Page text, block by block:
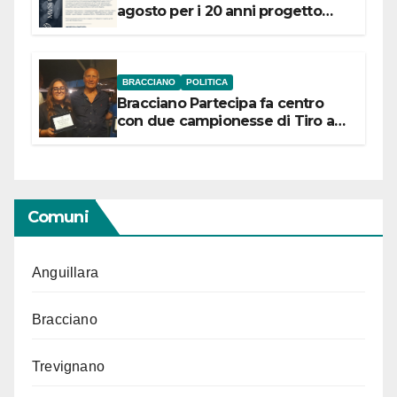
agosto per i 20 anni progetto
BRACCIANO POLITICA
Bracciano Partecipa fa centro
con due campionesse di Tiro a
Comuni
Anguillara
Bracciano
Trevignano